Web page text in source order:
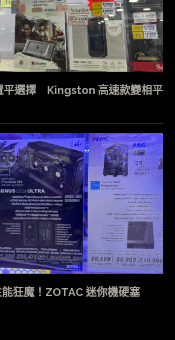
平選擇 Kingston 高速款變相平
能狂魔！ZOTAC 迷你機硬塞